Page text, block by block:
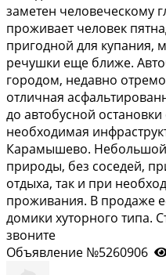
заметен человеческому
проживает человек
пригодной для купания,
речушки еще ближе.
городом, недавно
отличная
до автобусной
необходимая
Карамышево.
природы, без соседей,
отдыха, так и при
проживания. В продаже
домики хуторного типа.
звоните
Объявление №5260906